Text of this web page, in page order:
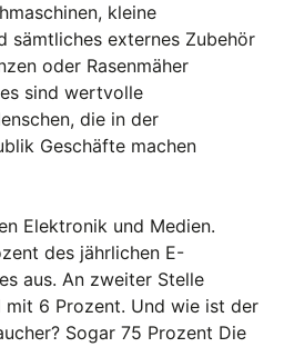
kleine
sämtliches externes Zubehör
oder Rasenmäher
sind wertvolle
die in der
Geschäfte machen
Elektronik und Medien.
des jährlichen E-
aus. An zweiter Stelle
6 Prozent. Und wie ist der
Sogar 75 Prozent Die